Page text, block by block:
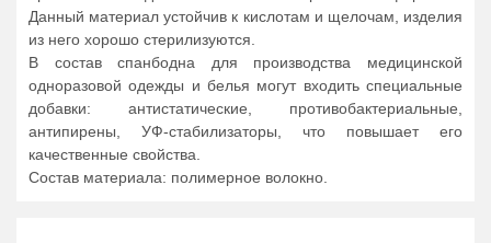
Данный материал устойчив к кислотам и щелочам, изделия
из него хорошо стерилизуются.
В состав спанбодна для производства медицинской
одноразовой одежды и белья могут входить специальные
добавки: антистатические, противобактериальные,
антипирены, УФ-стабилизаторы, что повышает его
качественные свойства.
Состав материала: полимерное волокно.